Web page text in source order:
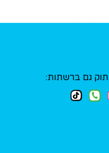
גם ברשתות: